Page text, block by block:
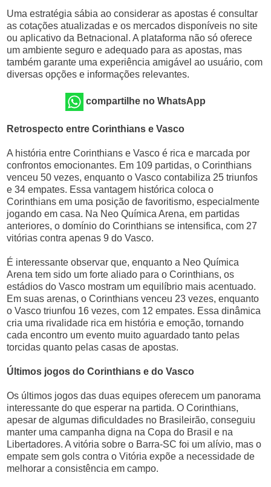
Uma estratégia sábia ao considerar as apostas é consultar
as cotações atualizadas e os mercados disponíveis no site
ou aplicativo da Betnacional. A plataforma não só oferece
um ambiente seguro e adequado para as apostas, mas
também garante uma experiência amigável ao usuário, com
diversas opções e informações relevantes.
compartilhe no WhatsApp
Retrospecto entre Corinthians e Vasco
A história entre Corinthians e Vasco é rica e marcada por
confrontos emocionantes. Em 109 partidas, o Corinthians
venceu 50 vezes, enquanto o Vasco contabiliza 25 triunfos
e 34 empates. Essa vantagem histórica coloca o
Corinthians em uma posição de favoritismo, especialmente
jogando em casa. Na Neo Química Arena, em partidas
anteriores, o domínio do Corinthians se intensifica, com 27
vitórias contra apenas 9 do Vasco.
É interessante observar que, enquanto a Neo Química
Arena tem sido um forte aliado para o Corinthians, os
estádios do Vasco mostram um equilíbrio mais acentuado.
Em suas arenas, o Corinthians venceu 23 vezes, enquanto
o Vasco triunfou 16 vezes, com 12 empates. Essa dinâmica
cria uma rivalidade rica em história e emoção, tornando
cada encontro um evento muito aguardado tanto pelas
torcidas quanto pelas casas de apostas.
Últimos jogos do Corinthians e do Vasco
Os últimos jogos das duas equipes oferecem um panorama
interessante do que esperar na partida. O Corinthians,
apesar de algumas dificuldades no Brasileirão, conseguiu
manter uma campanha digna na Copa do Brasil e na
Libertadores. A vitória sobre o Barra-SC foi um alívio, mas o
empate sem gols contra o Vitória expõe a necessidade de
melhorar a consistência em campo.